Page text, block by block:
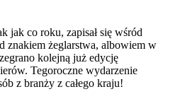
jak co roku, zapisał się wśród
znakiem żeglarstwa, albowiem w
kolejną już edycję
Tegoroczne wydarzenie
z branży z całego kraju!